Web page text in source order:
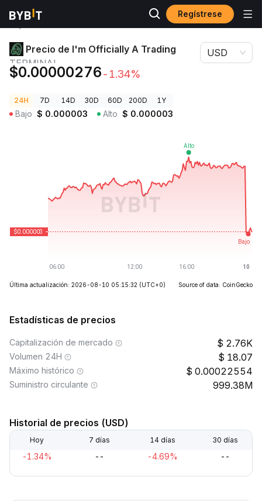
Regístrese
Precios de
Precio de I'm Officially A Trading
Precio de I'm Officially A Trading
TERMINAL
$0.00000276-1.34%
USD
24H 7D 14D 30D 60D 200D 1Y
Bajo $ 0.000003 Alto $ 0.000003
Última actualización: 2026-08-10 05:15:32 (UTC+0) Source of data: CoinGecko
Estadísticas de precios
Capitalización de mercado 2.76K
Volumen 24H 18.07
Máximo histórico 0.00022554
Suministro circulante 999.38M
Historial de precios (USD)
Hoy 7 días 14 días 30 días
-1.34% -- -4.69% --